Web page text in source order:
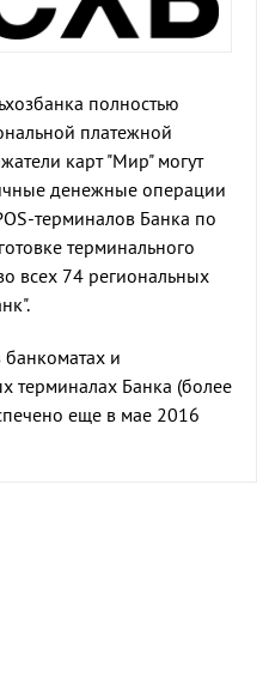
полностью
платежной
карт "Мир" могут
денежные операции
терминалов Банка по
терминального
всех 74 региональных
и
терминалах Банка (более
еще в мае 2016